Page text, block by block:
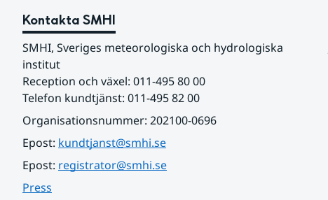
Kontakta SMHI
SMHI, Sveriges meteorologiska och hydrologiska
institut
Reception och växel: 011-495 80 00
Telefon kundtjänst: 011-495 82 00
Organisationsnummer: 202100-0696
Epost: kundtjanst@smhi.se
Epost: registrator@smhi.se
Press